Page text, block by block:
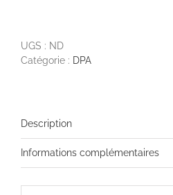
UGS : ND
Catégorie : DPA
Description
Informations complémentaires